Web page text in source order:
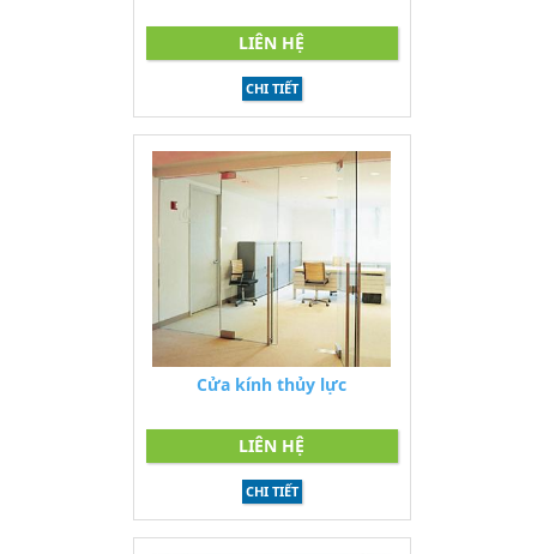
LIÊN HỆ
CHI TIẾT
Cửa kính thủy lực
LIÊN HỆ
CHI TIẾT